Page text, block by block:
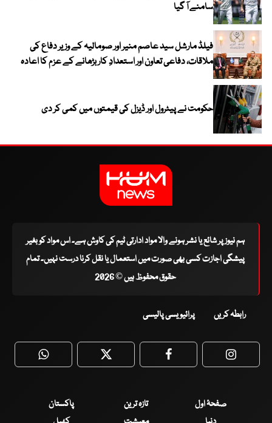
سامنے آ گیا
فیلڈ مارشل سید عاصم منیر اور صومالیہ کے وزیر دفاع کی
ملاقات، دفاعی تعاون اور استعدادِ کار بڑھانے کے عزم کا اعادہ
حکومت نے پیٹرول اور ڈیزل کی قیمتوں میں کمی کر دی
ہم نیوز پر شائع یا نشر ہونے والا مواد ادارتی ٹیم کی کاوش ہے۔ اس مواد کو بغیر
پیشگی اجازت کسی بھی صورت میں استعمال یا نقل کرنا درست نہیں۔ تمام
حقوق محفوظ ہیں © 2026
رابطہ کریں پرائیویسی پالیسی
WhatsApp Twitter Facebook
صفحۂ اول تازہ ترین
پاکستان